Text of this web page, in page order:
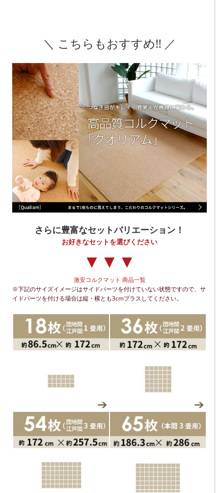
＼ こちらもおすすめ!! ／
さらに豊富なセットバリエーション！
お好きなセットを選びください
▼▼▼
激安コルクマット 商品一覧
※下記のサイズイメージはサイドパーツを付けていない状態ですので、サ
イドパーツを付ける場合は縦・横とも3cmプラスしてください。